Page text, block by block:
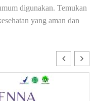
digunakan. Temukan
yang aman dan